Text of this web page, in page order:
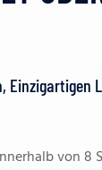
Einzigartigen
von 8